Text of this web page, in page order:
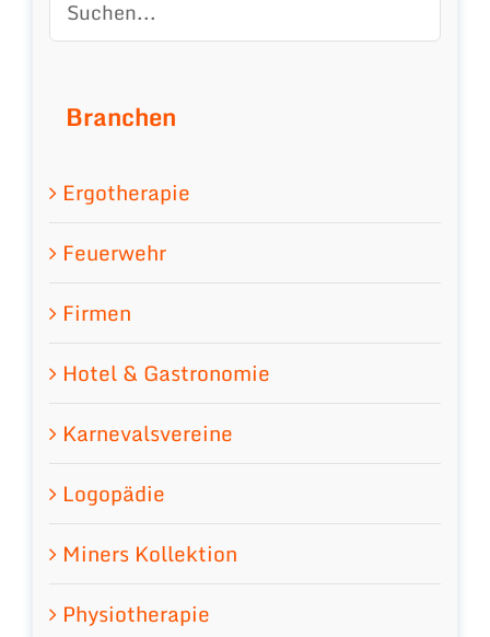
Branchen
Ergotherapie
Feuerwehr
Firmen
Hotel & Gastronomie
Karnevalsvereine
Logopädie
Miners Kollektion
Physiotherapie